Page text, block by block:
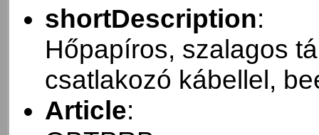
shortDescription:
Hőpapíros, szalagos
csatlakozó kábellel,
Article: